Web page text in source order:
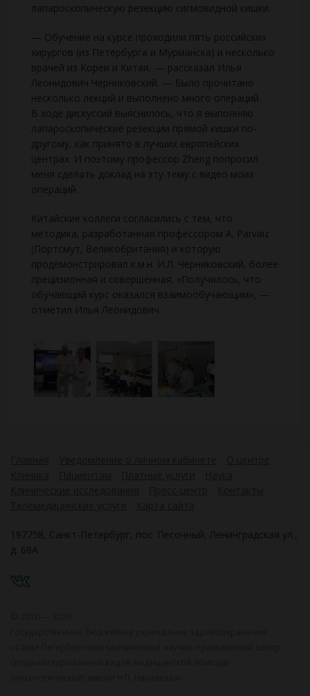
лапароскопическую резекцию сигмовидной кишки.
— Обучение на курсе проходили пять российских
хирургов (из Петербурга и Мурманска) и несколько
врачей из Кореи и Китая, — рассказал Илья
Леонидович Черниковский. — Было прочитано
несколько лекций и выполнено много операций.
В ходе дискуссий выяснилось, что я выполняю
лапароскопические резекции прямой кишки по-
другому, как принято в лучших европейских
центрах. И поэтому профессор Zheng попросил
меня сделать доклад на эту тему с видео моих
операций.
Китайские коллеги согласились с тем, что
методика, разработанная профессором A. Parvaiz
(Портсмут, Великобритания) и которую
продемонстрировал к.м.н. И.Л. Черниковский, более
прецизионная и совершенная. «Получилось, что
обучающий курс оказался взаимообучающим», —
отметил Илья Леонидович.
197758, Санкт-Петербург, пос. Песочный, Ленинградская ул.,
д. 68А